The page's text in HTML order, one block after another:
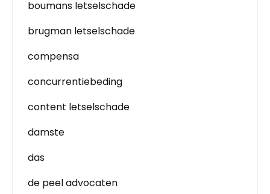
boumans letselschade
brugman letselschade
compensa
concurrentiebeding
content letselschade
damste
das
de peel advocaten